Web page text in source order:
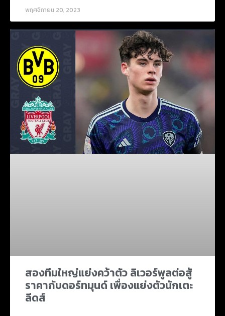
พฤศจิกายน 20, 2023
สองทีมใหญ่แย่งคว้าตัว ลิเวอร์พูลต่อสู้
ราคากับดอร์ทมุนด์ เพื่องแย่งตัวนักเตะ
ลีดส์